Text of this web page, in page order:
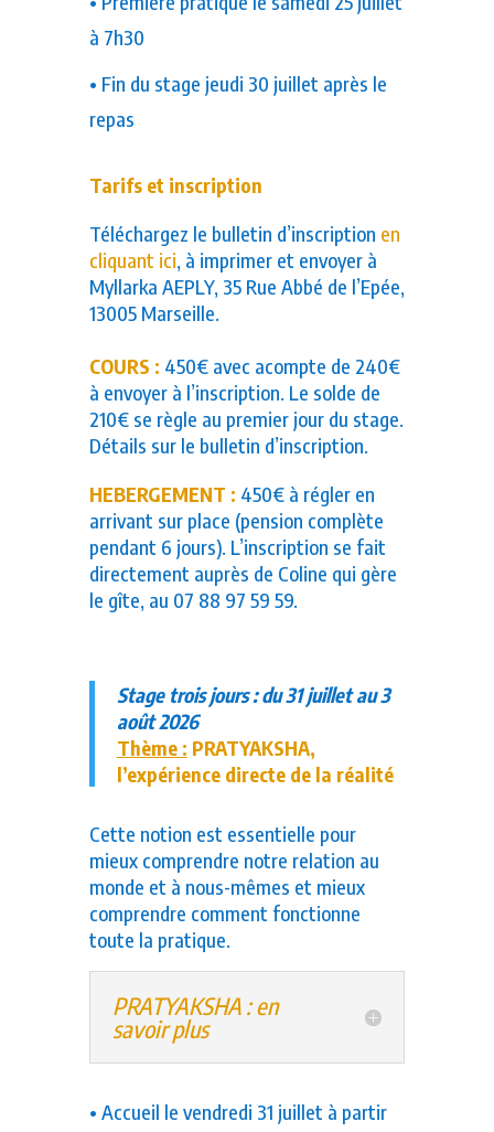
à 7h30
• Fin du stage jeudi 30 juillet après le
repas
Tarifs et inscription
Téléchargez le bulletin d’inscription en
cliquant ici, à imprimer et envoyer à
Myllarka AEPLY, 35 Rue Abbé de l’Epée,
13005 Marseille.
COURS : 450€ avec acompte de 240€
à envoyer à l’inscription. Le solde de
210€ se règle au premier jour du stage.
Détails sur le bulletin d’inscription.
HEBERGEMENT : 450€ à régler en
arrivant sur place (pension complète
pendant 6 jours). L’inscription se fait
directement auprès de Coline qui gère
le gîte, au 07 88 97 59 59.
Stage trois jours : du 31 juillet au 3
août 2026
Thème : PRATYAKSHA,
l’expérience directe de la réalité
Cette notion est essentielle pour
mieux comprendre notre relation au
monde et à nous-mêmes et mieux
comprendre comment fonctionne
toute la pratique.
PRATYAKSHA : en
savoir plus
• Accueil le vendredi 31 juillet à partir